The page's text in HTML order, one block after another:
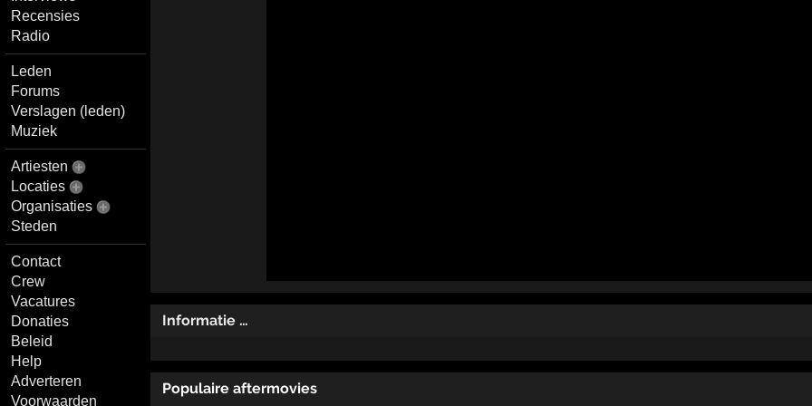
Recensies
Radio
Leden
Forums
Verslagen (leden)
Muziek
Artiesten
Locaties
Organisaties
Steden
Contact
Crew
Vacatures
Donaties
Beleid
Help
Adverteren
Voorwaarden
Informatie …
Populaire aftermovies